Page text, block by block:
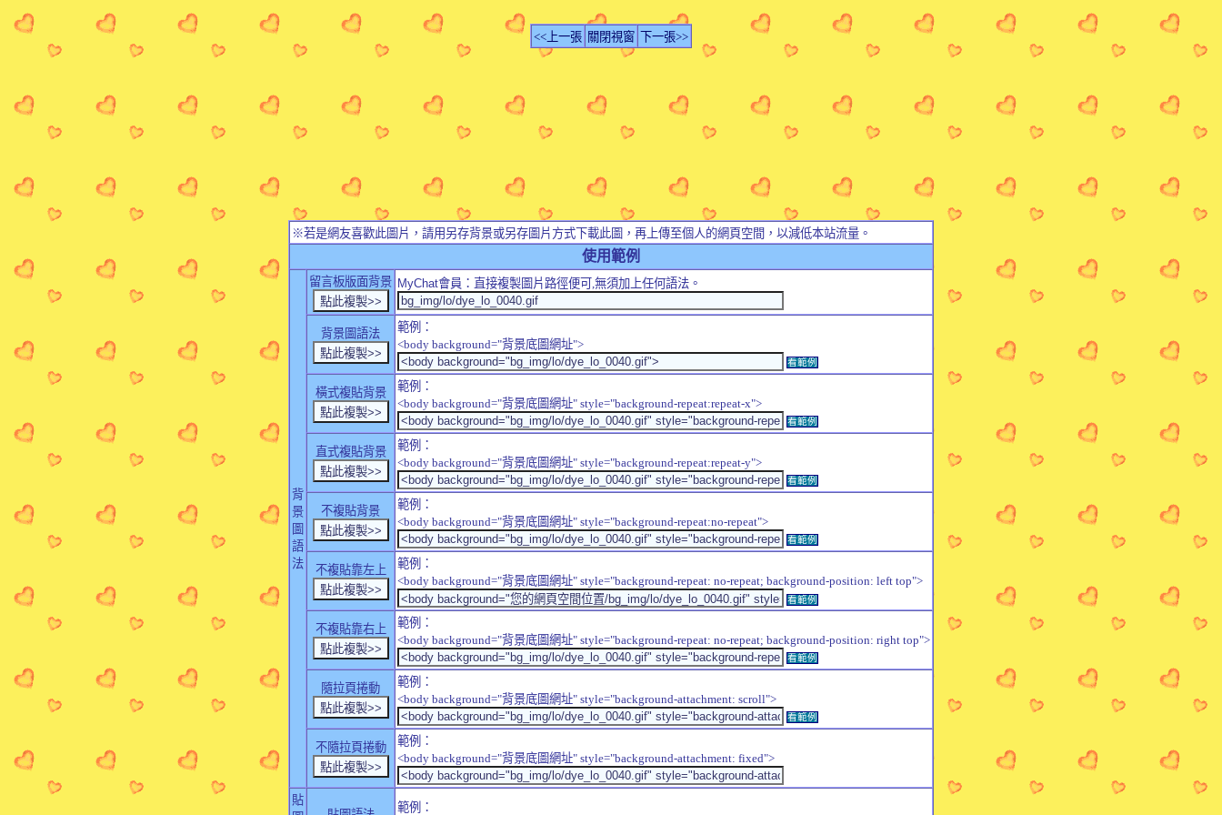
<<上一張 關閉視窗 下一張>>
※若是網友喜歡此圖片，請用另存背景或另存圖片方式下載此圖，再上傳至個人的網頁空間，以減低本站流量。
使用範例
背
景
圖
語
法
留言板版面背景 MyChat會員：直接複製圖片路徑便可,無須加上任何語法。
背景圖語法
範例：
<body background="背景底圖網址">
看範例
橫式複貼背景
範例：
<body background="背景底圖網址" style="background-repeat:repeat-x">
看範例
直式複貼背景
範例：
<body background="背景底圖網址" style="background-repeat:repeat-y">
看範例
不複貼背景
範例：
<body background="背景底圖網址" style="background-repeat:no-repeat">
看範例
不複貼靠左上
範例：
<body background="背景底圖網址" style="background-repeat: no-repeat; background-position: left top">
看範例
不複貼靠右上
範例：
<body background="背景底圖網址" style="background-repeat: no-repeat; background-position: right top">
看範例
隨拉頁捲動
範例：
<body background="背景底圖網址" style="background-attachment: scroll">
看範例
不隨拉頁捲動
範例：
<body background="背景底圖網址" style="background-attachment: fixed">
貼
範例：